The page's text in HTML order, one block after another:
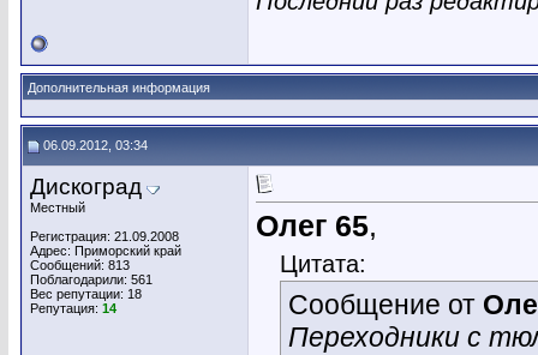
Дополнительная информация
06.09.2012, 03:34
Дискоград
Местный
Регистрация: 21.09.2008
Адрес: Приморский край
Сообщений: 813
Поблагодарили: 561
Вес репутации: 18
Репутация: 14
Олег 65,
Цитата:
Сообщение от
Переходники с